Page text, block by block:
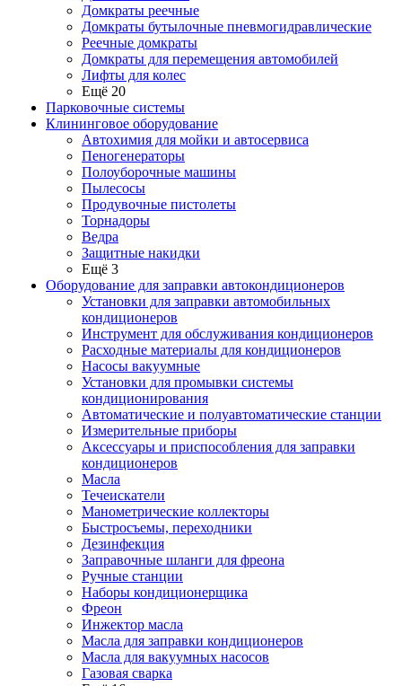
Домкраты реечные
Домкраты бутылочные пневмогидравлические
Реечные домкраты
Домкраты для перемещения автомобилей
Лифты для колес
Ещё 20
Парковочные системы
Клининговое оборудование
Автохимия для мойки и автосервиса
Пеногенераторы
Полоуборочные машины
Пылесосы
Продувочные пистолеты
Торнадоры
Ведра
Защитные накидки
Ещё 3
Оборудование для заправки автокондиционеров
Установки для заправки автомобильных
кондиционеров
Инструмент для обслуживания кондиционеров
Расходные материалы для кондиционеров
Насосы вакуумные
Установки для промывки системы
кондиционирования
Автоматические и полуавтоматические станции
Измерительные приборы
Аксессуары и приспособления для заправки
кондиционеров
Масла
Течеискатели
Манометрические коллекторы
Быстросъемы, переходники
Дезинфекция
Заправочные шланги для фреона
Ручные станции
Наборы кондиционерщика
Фреон
Инжектор масла
Масла для заправки кондиционеров
Масла для вакуумных насосов
Газовая сварка